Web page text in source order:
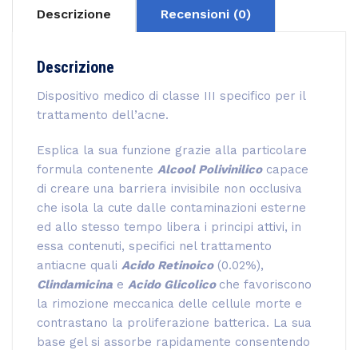
Descrizione Recensioni (0)
Descrizione
Dispositivo medico di classe III specifico per il
trattamento dell’acne.
Esplica la sua funzione grazie alla particolare
formula contenente Alcool Polivinilicocapace
di creare una barriera invisibile non occlusiva
che isola la cute dalle contaminazioni esterne
ed allo stesso tempo libera i principi attivi, in
essa contenuti, specifici nel trattamento
antiacne quali Acido Retinoico(0.02%),
Clindamicina e Acido Glicolico che favoriscono
la rimozione meccanica delle cellule morte e
contrastano la proliferazione batterica. La sua
base gel si assorbe rapidamente consentendo